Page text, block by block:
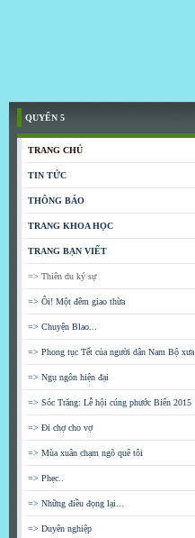
QUYỂN 5
TRANG CHỦ
TIN TỨC
THÔNG BÁO
TRANG KHOA HỌC
TRANG BẠN VIẾT
=> Thiên du ký sự
=> Ôi! Một đêm giao thừa
=> Chuyện Blao...
=> Phong tục Tết của người dân Nam Bộ xưa
=> Ngụ ngôn hiện đại
=> Sóc Trăng: Lễ hội cúng phước Biển 2015
=> Đi chợ cho vợ
=> Mùa xuân chạm ngõ quê tôi
=> Phẹc..
=> Những điều đọng lại...
=> Duyên nghiệp